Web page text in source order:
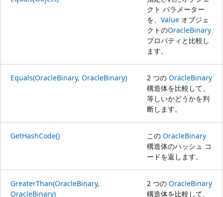
クト パラメーター
を、 Value オブジェ
クトのOracleBinary
プロパティと比較し
ます。
Equals(OracleBinary, OracleBinary) 2 つの OracleBinary
構造体を比較して、
等しいかどうかを判
断します。
GetHashCode() この OracleBinary
構造体のハッシュ コ
ードを返します。
GreaterThan(OracleBinary,
OracleBinary)
2 つの OracleBinary
構造体を比較して、